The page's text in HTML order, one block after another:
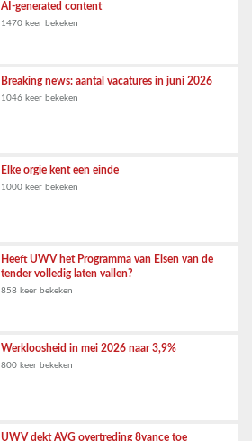
AI-generated content
1470 keer bekeken
Breaking news: aantal vacatures in juni 2026
1046 keer bekeken
Elke orgie kent een einde
1000 keer bekeken
Heeft UWV het Programma van Eisen van de
tender volledig laten vallen?
858 keer bekeken
Werkloosheid in mei 2026 naar 3,9%
800 keer bekeken
UWV dekt AVG overtreding 8vance toe